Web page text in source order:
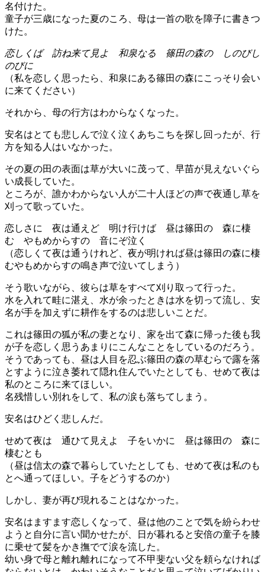
名付けた。
童子が三歳になった夏のころ、母は一首の歌を障子に書きつ
けた。
恋しくば 訪ね来て見よ 和泉なる 篠田の森の しのびし
のびに
（私を恋しく思ったら、和泉にある篠田の森にこっそり会い
に来てください）
それから、母の行方はわからなくなった。
安名はとても悲しんで泣く泣くあちこちを探し回ったが、行
方を知る人はいなかった。
その夏の田の表面は草が大いに茂って、早苗が見えないぐら
い成長していた。
ところが、誰かわからない人が二十人ほどの声で夜通し草を
刈って歌っていた。
恋しさに 夜は通えど 明け行けば 昼は篠田の 森に棲
む やもめからすの 音にぞ泣く
（恋しくて夜は通うけれど、夜が明ければ昼は篠田の森に棲
むやもめからすの鳴き声で泣いてしまう）
そう歌いながら、彼らは草をすべて刈り取って行った。
水を入れて畦に湛え、水が余ったときは水を切って流し、安
名が手を加えずに耕作をするのは悲しいことだ。
これは篠田の狐が私の妻となり、家を出て森に帰った後も我
が子を恋しく思うあまりにこんなことをしているのだろう。
そうであっても、昼は人目を忍ぶ篠田の森の草むらで露を落
とすように泣き萎れて隠れ住んでいたとしても、せめて夜は
私のところに来てほしい。
名残惜しい別れをして、私の涙も落ちてしまう。
安名はひどく悲しんだ。
せめて夜は 通ひて見えよ 子をいかに 昼は篠田の 森に
棲むとも
（昼は信太の森で暮らしていたとしても、せめて夜は私のも
とへ通ってほしい。子をどうするのか）
しかし、妻が再び現れることはなかった。
安名はますます恋しくなって、昼は他のことで気を紛らわせ
ようと自分に言い聞かせたが、日が暮れると安倍の童子を膝
に乗せて髪をかき撫でて涙を流した。
幼い身で母と離れ離れになって不甲斐ない父を頼らなければ